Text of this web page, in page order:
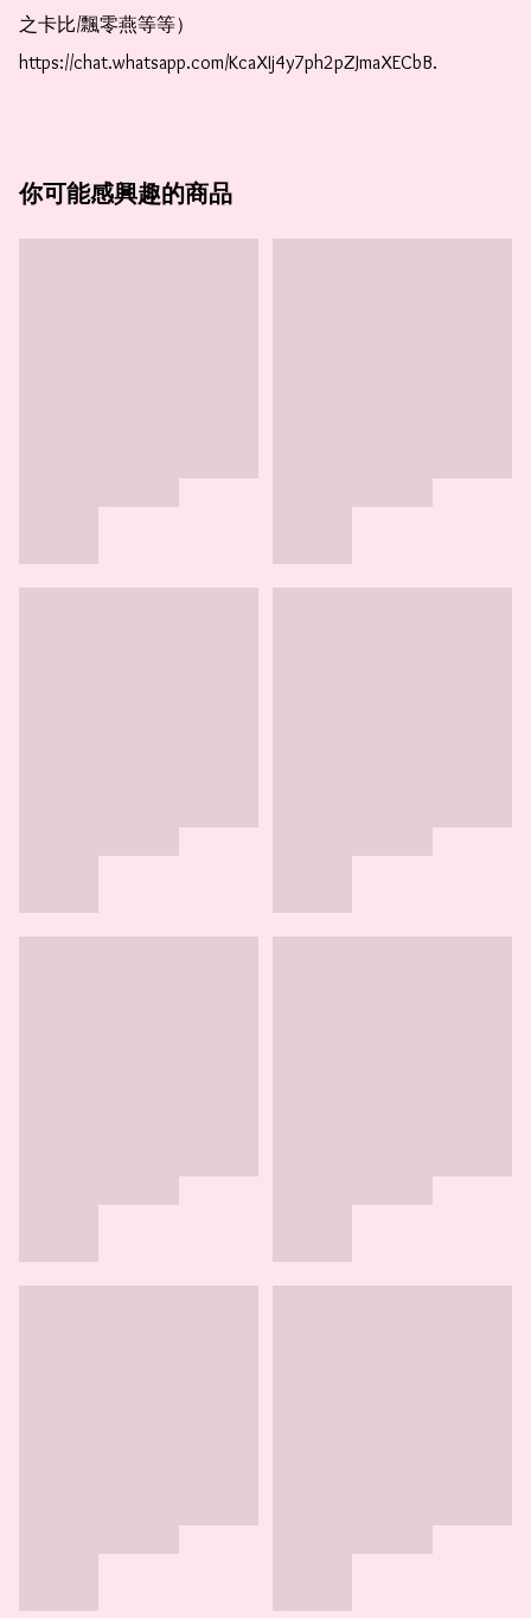
之卡比/飄零燕等等）
https://chat.whatsapp.com/KcaXIj4y7ph2pZJmaXECbB.
你可能感興趣的商品